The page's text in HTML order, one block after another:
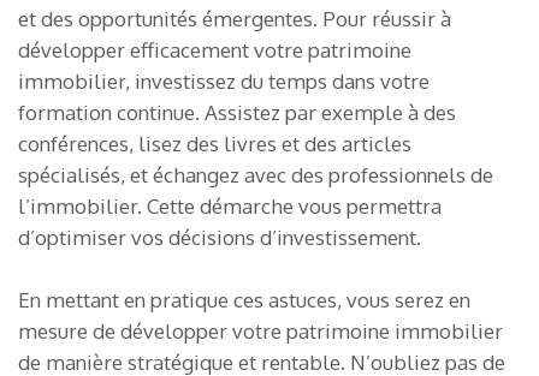
et des opportunités émergentes. Pour réussir à
développer efficacement votre patrimoine
immobilier, investissez du temps dans votre
formation continue. Assistez par exemple à des
conférences, lisez des livres et des articles
spécialisés, et échangez avec des professionnels de
l’immobilier. Cette démarche vous permettra
d’optimiser vos décisions d’investissement.
En mettant en pratique ces astuces, vous serez en
mesure de développer votre patrimoine immobilier
de manière stratégique et rentable. N’oubliez pas de